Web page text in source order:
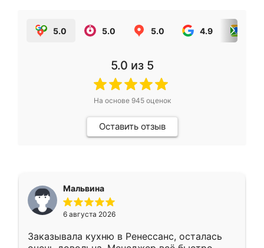
5.0 5.0 5.0 4.9
5.0 из 5
На основе 945оценок
Оставить отзыв
Мальвина
6 августа 2026
Заказывала кухню в Ренессанс, осталась